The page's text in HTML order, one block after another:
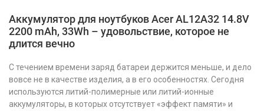
Аккумулятор для ноутбуков Acer AL12A32 14.8V
2200 mAh, 33Wh – удовольствие, которое не
длится вечно
С течением времени заряд батареи держится меньше, и дело
вовсе не в качестве изделия, а в его особенностях. Сегодня
используются литий-полимерные или литий-ионные
аккумуляторы, в которых отсутствует «эффект памяти» и